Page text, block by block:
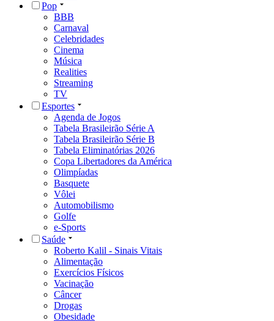
Pop
BBB
Carnaval
Celebridades
Cinema
Música
Realities
Streaming
TV
Esportes
Agenda de Jogos
Tabela Brasileirão Série A
Tabela Brasileirão Série B
Tabela Eliminatórias 2026
Copa Libertadores da América
Olimpíadas
Basquete
Vôlei
Automobilismo
Golfe
e-Sports
Saúde
Roberto Kalil - Sinais Vitais
Alimentação
Exercícios Físicos
Vacinação
Câncer
Drogas
Obesidade